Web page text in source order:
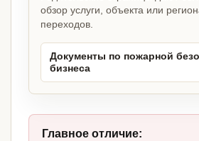
обзор услуги, объекта или
переходов.
Документы по пожарной
бизнеса
Главное отличие: